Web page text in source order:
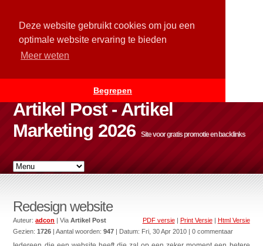
Deze website gebruikt cookies om jou een
optimale website ervaring te bieden
Meer weten
Begrepen
Artikel Post - Artikel
Marketing 2026
Site voor gratis promotie en backlinks
Redesign website
PDF versie| Print Versie| Html Versie
Auteur:adcon | ViaArtikel Post
Gezien:1726 | Aantal woorden:947 | Datum: Fri, 30 Apr 2010 | 0 commentaar